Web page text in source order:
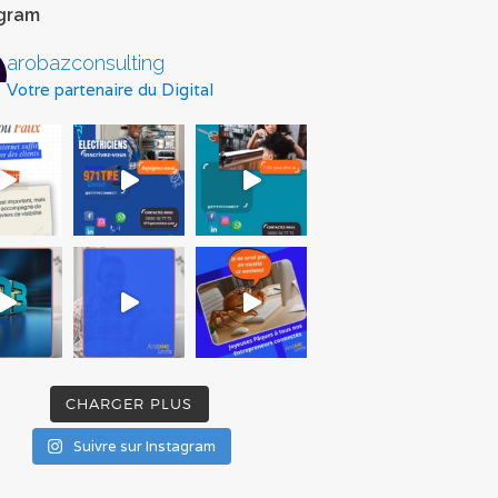
arobazconsulting
Votre partenaire du Digital
CHARGER PLUS
Suivre sur Instagram